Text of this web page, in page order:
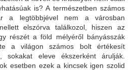
is? A természetben számos
a legtöbbjével nem a városban
elszórva találkozol, hiszen az
részét a föld mélyéről bányásszák
a világon számos bolt értékesít
sokakat eleve ékszerként árulják.
esetben ezek a kincsek igen szolid